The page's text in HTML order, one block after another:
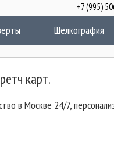
Шелкография
+7 (995)
карт.
в Москве 24/7,